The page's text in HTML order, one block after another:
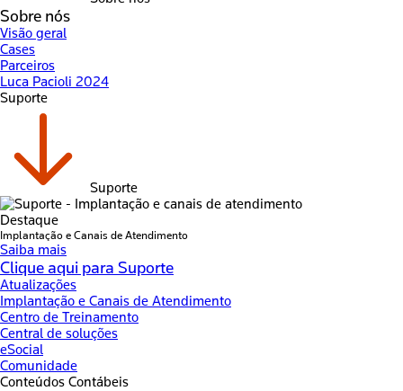
Sobre nós
Visão geral
Cases
Parceiros
Luca Pacioli 2024
Suporte
Suporte
Destaque
Implantação e Canais de Atendimento
Saiba mais
Clique aqui para Suporte
Atualizações
Implantação e Canais de Atendimento
Centro de Treinamento
Central de soluções
eSocial
Comunidade
Conteúdos Contábeis